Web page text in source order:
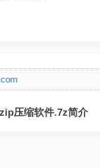
压缩软件.7z简介